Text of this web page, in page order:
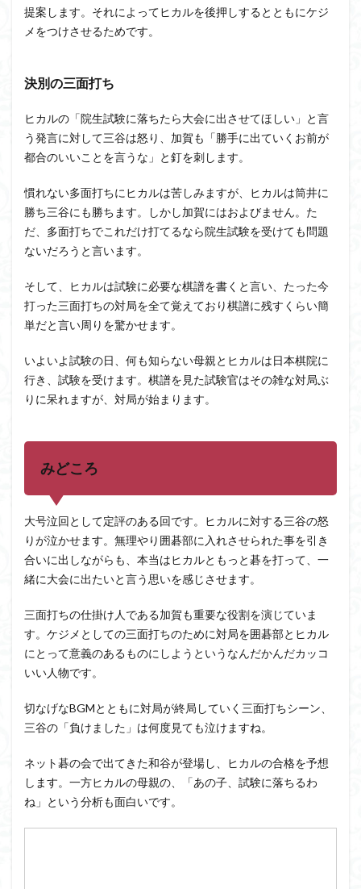
提案します。それによってヒカルを後押しするとともにケジ
メをつけさせるためです。
決別の三面打ち
ヒカルの「院生試験に落ちたら大会に出させてほしい」と言
う発言に対して三谷は怒り、加賀も「勝手に出ていくお前が
都合のいいことを言うな」と釘を刺します。
慣れない多面打ちにヒカルは苦しみますが、ヒカルは筒井に
勝ち三谷にも勝ちます。しかし加賀にはおよびません。た
だ、多面打ちでこれだけ打てるなら院生試験を受けても問題
ないだろうと言います。
そして、ヒカルは試験に必要な棋譜を書くと言い、たった今
打った三面打ちの対局を全て覚えており棋譜に残すくらい簡
単だと言い周りを驚かせます。
いよいよ試験の日、何も知らない母親とヒカルは日本棋院に
行き、試験を受けます。棋譜を見た試験官はその雑な対局ぶ
りに呆れますが、対局が始まります。
みどころ
大号泣回として定評のある回です。ヒカルに対する三谷の怒
りが泣かせます。無理やり囲碁部に入れさせられた事を引き
合いに出しながらも、本当はヒカルともっと碁を打って、一
緒に大会に出たいと言う思いを感じさせます。
三面打ちの仕掛け人である加賀も重要な役割を演じていま
す。ケジメとしての三面打ちのために対局を囲碁部とヒカル
にとって意義のあるものにしようというなんだかんだカッコ
いい人物です。
切なげなBGMとともに対局が終局していく三面打ちシーン、
三谷の「負けました」は何度見ても泣けますね。
ネット碁の会で出てきた和谷が登場し、ヒカルの合格を予想
します。一方ヒカルの母親の、「あの子、試験に落ちるわ
ね」という分析も面白いです。